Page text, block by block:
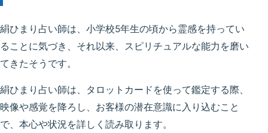
絹ひまり占い師は、小学校5年生の頃から霊感を持ってい
ることに気づき、それ以来、スピリチュアルな能力を磨い
てきたそうです。
絹ひまり占い師は、タロットカードを使って鑑定する際、
映像や感覚を降ろし、お客様の潜在意識に入り込むこと
で、本心や状況を詳しく読み取ります。